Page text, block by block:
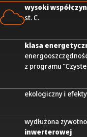
wysoki
st. C.
klasa
z programu
ekologiczny i
wydłużona
inwerterowej